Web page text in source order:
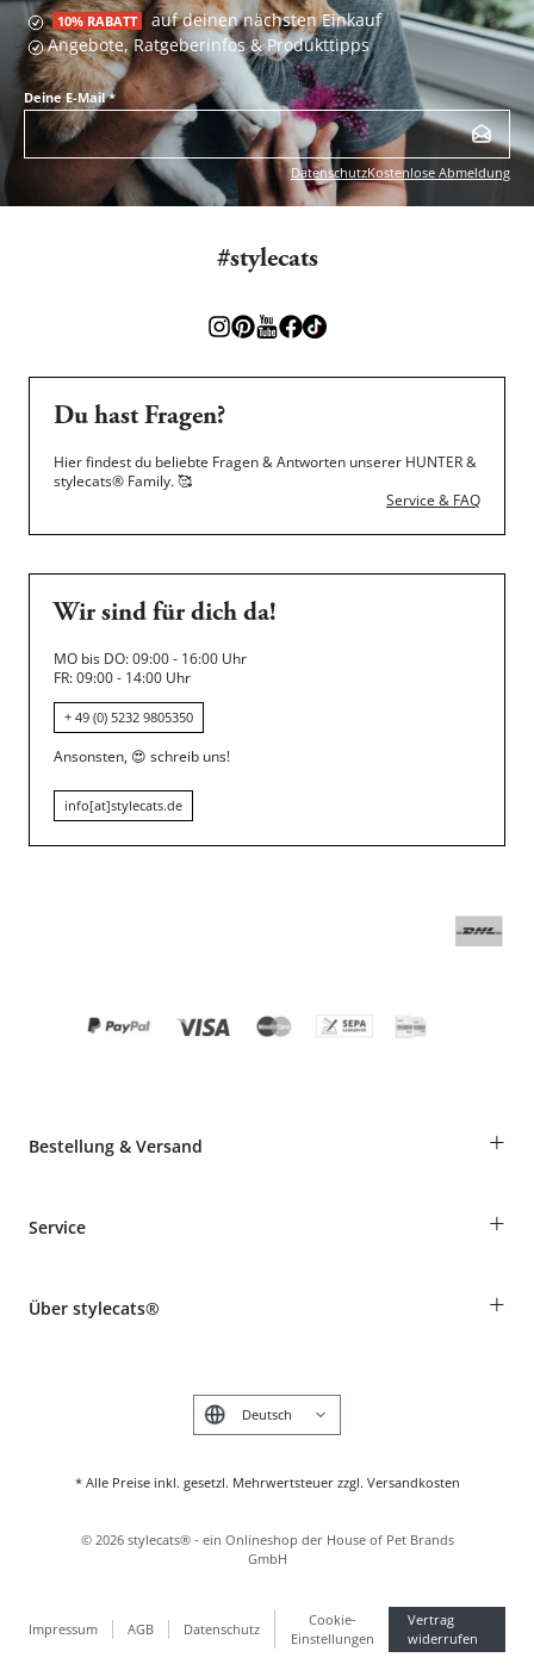
10% RABATT auf deinen nächsten Einkauf
Angebote, Ratgeberinfos & Produkttipps
Deine E-Mail*
DatenschutzKostenlose Abmeldung
#stylecats
Du hast Fragen?
Hier findest du beliebte Fragen & Antworten unserer HUNTER &
stylecats® Family.🥰
Service & FAQ
Wir sind für dich da!
MO bis DO: 09:00 - 16:00 Uhr
FR: 09:00 - 14:00 Uhr
+ 49 (0) 5232 9805350
Ansonsten, 😍 schreib uns!
info[at]stylecats.de
Bestellung & Versand +
Informationen zur Lieferung
Produkte reklamieren und zurücksenden
Service +
Tierkrankenversicherung
Über stylecats® +
* Alle Preise inkl. gesetzl. Mehrwertsteuer zzgl. Versandkosten
English
Impressum AGB Datenschutz
Cookie-
Einstellungen
Vertrag
widerrufen
© 2026 stylecats® - ein Onlineshop der House of Pet Brands
GmbH